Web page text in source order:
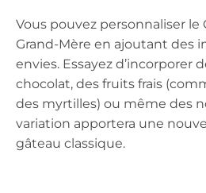
Vous pouvez personnaliser le
Grand-Mère en ajoutant des
envies. Essayez d’incorporer
chocolat, des fruits frais
des myrtilles) ou même des
variation apportera une
gâteau classique.